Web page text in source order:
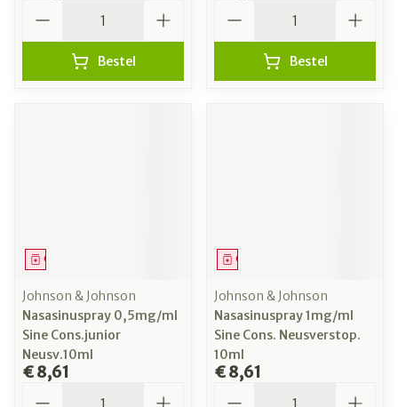
Bestel Bestel
Geneesmiddel
Johnson & Johnson
Nasasinuspray 0,5mg/ml
Sine Cons.junior
Neusv.10ml
€ 8,61
Geneesmiddel
Johnson & Johnson
Nasasinuspray 1mg/ml
Sine Cons. Neusverstop.
10ml
€ 8,61